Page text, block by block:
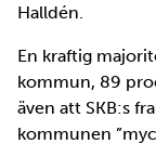
Halldén.
En kraftig
kommun, 89
även att SKB:s
kommunen